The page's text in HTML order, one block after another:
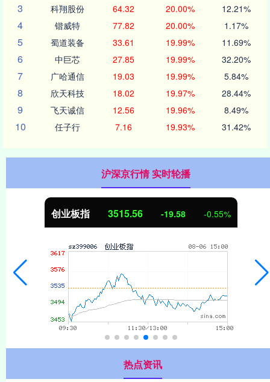
3 科翔股份 64.32 20.00% 12.21%
4 锴威特 77.82 20.00% 1.17%
5 蜀道装备 33.61 19.99% 11.69%
6 中巨芯 27.85 19.99% 32.20%
7 广哈通信 19.03 19.99% 5.84%
8 欣天科技 18.02 19.97% 28.44%
9 飞天诚信 12.56 19.96% 8.49%
10 任子行 7.16 19.93% 31.42%
沪深京行情 实时轮播
创业板指 3515.56 -19.58 -0.55%
热点资讯